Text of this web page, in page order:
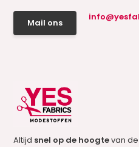
Mail ons
Altijd snel op de hoogtevan de